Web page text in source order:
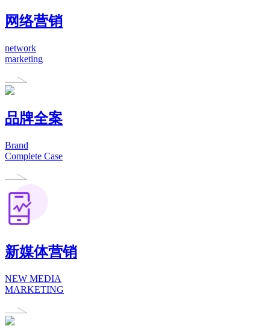
网络营销
network
marketing
品牌全案
Brand
Complete Case
新媒体营销
NEW MEDIA
MARKETING